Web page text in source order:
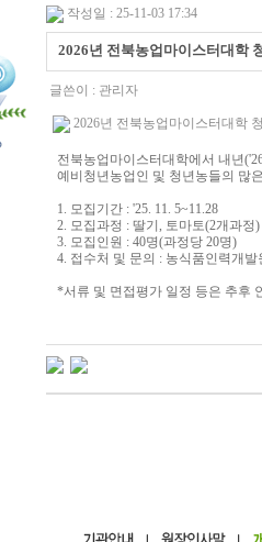
작성일 : 25-11-03 17:34
2026년 전북농업마이스터대학
글쓴이 : 관리자
2026년 전북농업마이스터대학
전북농업마이스터대학에서 내년
예비청년농업인 및 청년농들의 많
1. 모집기간 : '25. 11. 5~11.28
2. 모집과정 : 딸기, 토마토(2개과정)
3. 모집인원 : 40명(과정당 20명)
4. 접수처 및 문의 : 농식품인력개발
*서류 및 면접평가 일정 등은 추후